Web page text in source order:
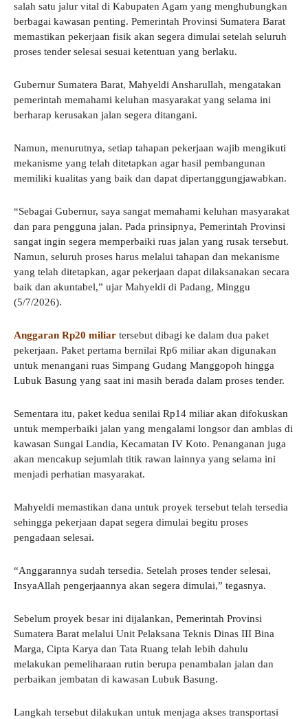
salah satu jalur vital di Kabupaten Agam yang menghubungkan
berbagai kawasan penting. Pemerintah Provinsi Sumatera Barat
memastikan pekerjaan fisik akan segera dimulai setelah seluruh
proses tender selesai sesuai ketentuan yang berlaku.
Gubernur Sumatera Barat, Mahyeldi Ansharullah, mengatakan
pemerintah memahami keluhan masyarakat yang selama ini
berharap kerusakan jalan segera ditangani.
Namun, menurutnya, setiap tahapan pekerjaan wajib mengikuti
mekanisme yang telah ditetapkan agar hasil pembangunan
memiliki kualitas yang baik dan dapat dipertanggungjawabkan.
“Sebagai Gubernur, saya sangat memahami keluhan masyarakat
dan para pengguna jalan. Pada prinsipnya, Pemerintah Provinsi
sangat ingin segera memperbaiki ruas jalan yang rusak tersebut.
Namun, seluruh proses harus melalui tahapan dan mekanisme
yang telah ditetapkan, agar pekerjaan dapat dilaksanakan secara
baik dan akuntabel,” ujar Mahyeldi di Padang, Minggu
(5/7/2026).
Anggaran Rp20 miliar tersebut dibagi ke dalam dua paket
pekerjaan. Paket pertama bernilai Rp6 miliar akan digunakan
untuk menangani ruas Simpang Gudang Manggopoh hingga
Lubuk Basung yang saat ini masih berada dalam proses tender.
Sementara itu, paket kedua senilai Rp14 miliar akan difokuskan
untuk memperbaiki jalan yang mengalami longsor dan amblas di
kawasan Sungai Landia, Kecamatan IV Koto. Penanganan juga
akan mencakup sejumlah titik rawan lainnya yang selama ini
menjadi perhatian masyarakat.
Mahyeldi memastikan dana untuk proyek tersebut telah tersedia
sehingga pekerjaan dapat segera dimulai begitu proses
pengadaan selesai.
“Anggarannya sudah tersedia. Setelah proses tender selesai,
InsyaAllah pengerjaannya akan segera dimulai,” tegasnya.
Sebelum proyek besar ini dijalankan, Pemerintah Provinsi
Sumatera Barat melalui Unit Pelaksana Teknis Dinas III Bina
Marga, Cipta Karya dan Tata Ruang telah lebih dahulu
melakukan pemeliharaan rutin berupa penambalan jalan dan
perbaikan jembatan di kawasan Lubuk Basung.
Langkah tersebut dilakukan untuk menjaga akses transportasi